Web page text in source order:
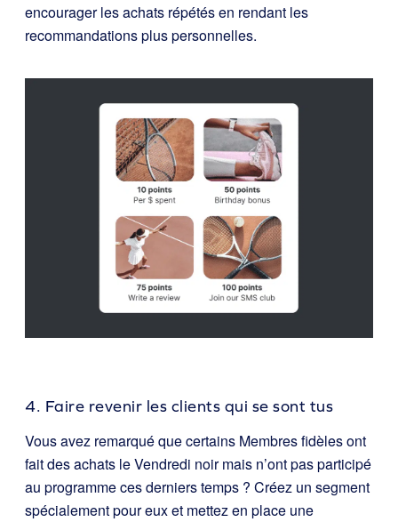
encourager les achats répétés en rendant les
recommandations plus personnelles.
4. Faire revenir les clients qui se sont tus
Vous avez remarqué que certains Membres fidèles ont
fait des achats le Vendredi noir mais n’ont pas participé
au programme ces derniers temps ? Créez un segment
spécialement pour eux et mettez en place une